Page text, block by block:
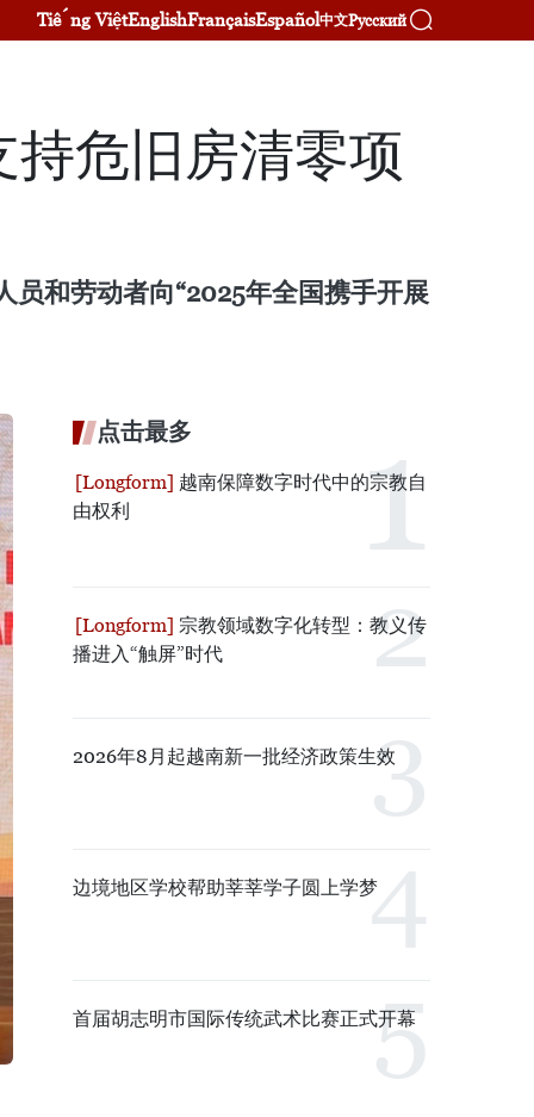
Tiếng ViệtEnglishFrançaisEspañol中文Русский
危旧房清零项
员和劳动者向“2025年全国携手开展
点击最多
越南保障数字时代中的宗教自
由权利
宗教领域数字化转型：教义传
播进入“触屏”时代
2026年8月起越南新一批经济政策生效
边境地区学校帮助莘莘学子圆上学梦
首届胡志明市国际传统武术比赛正式开幕